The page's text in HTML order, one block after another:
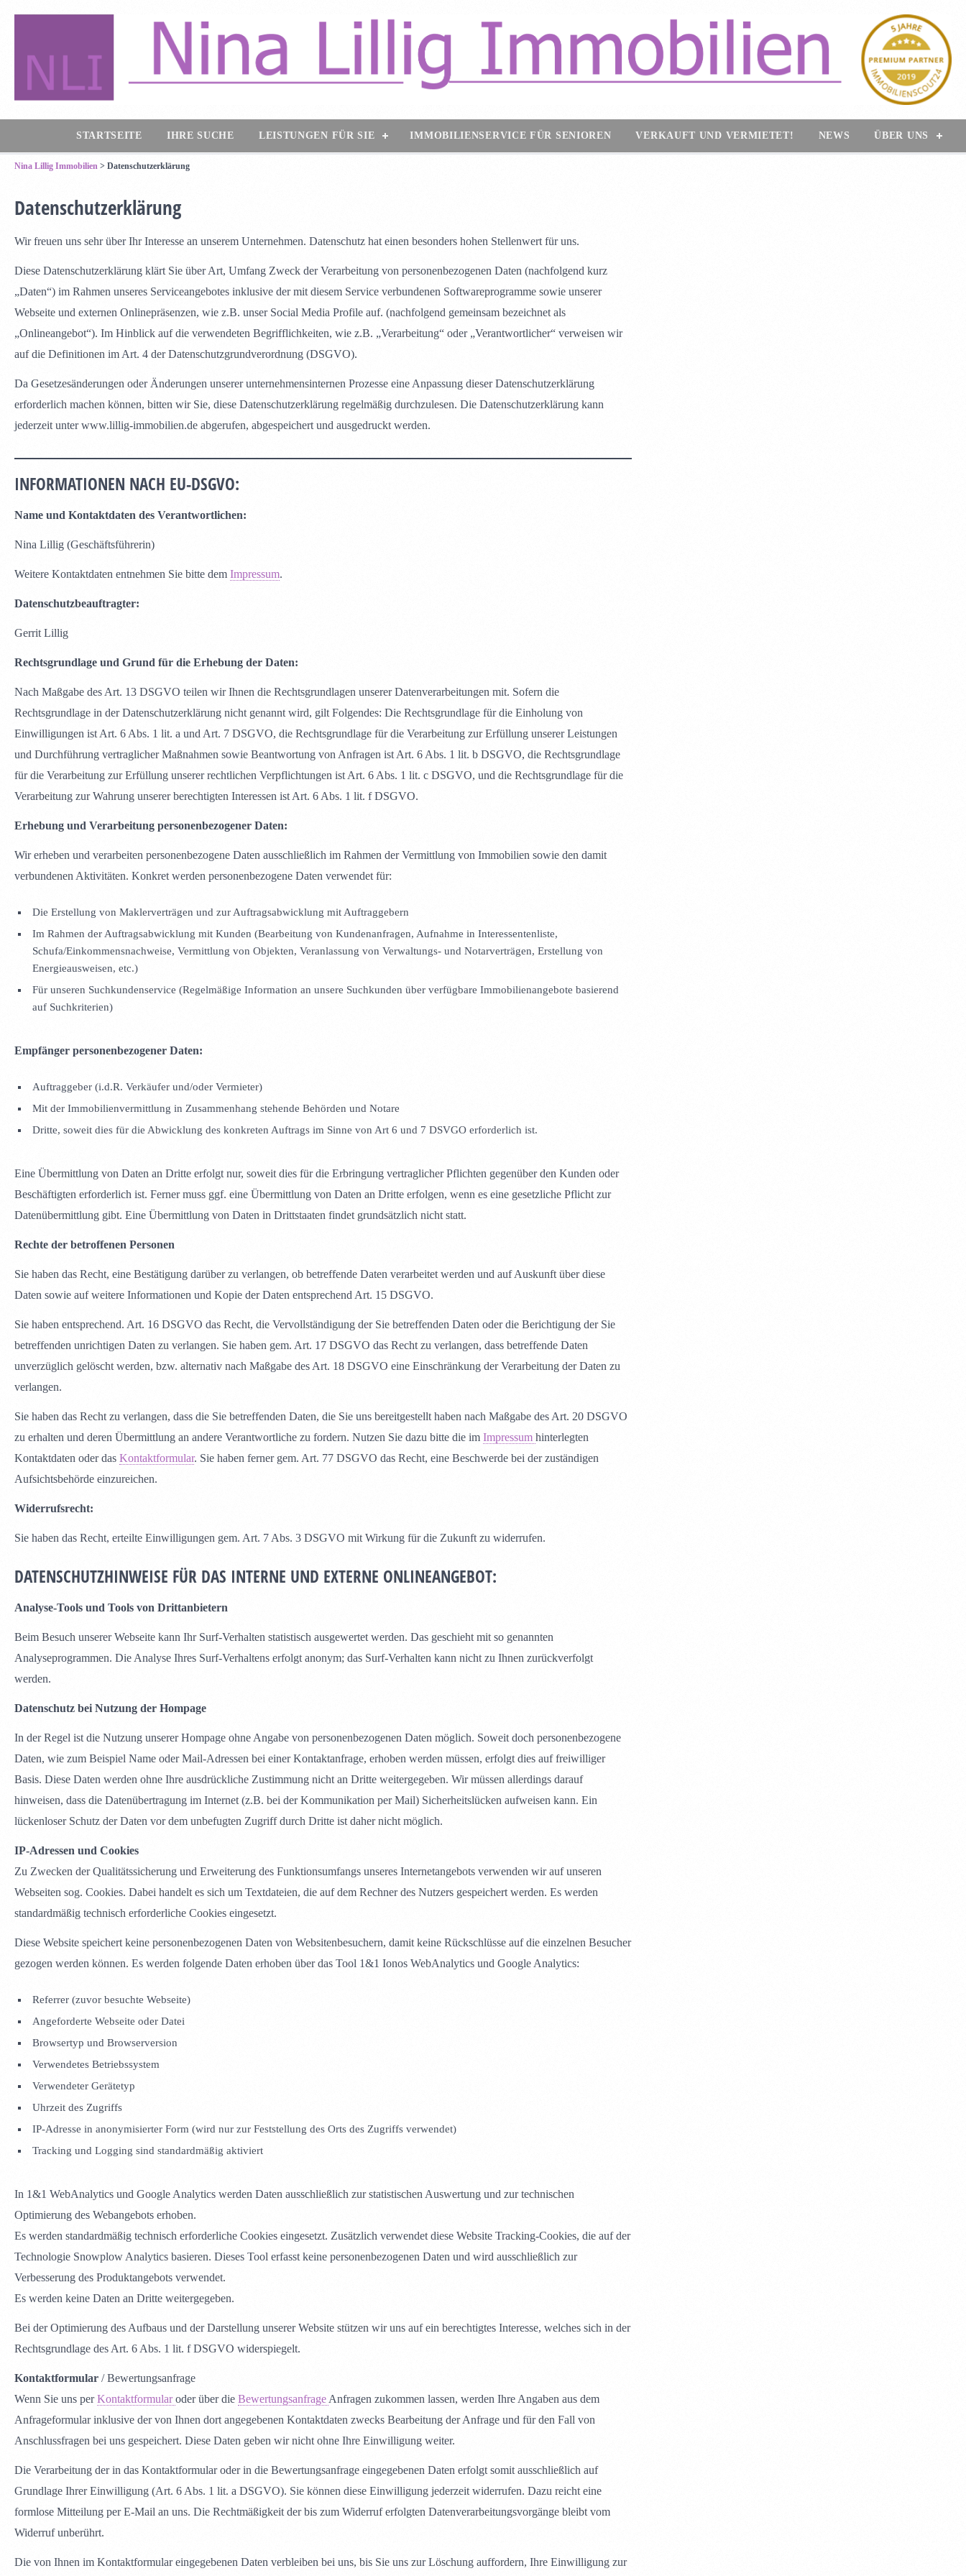
STARTSEITE IHRE SUCHE LEISTUNGEN FÜR SIE IMMOBILIENSERVICE FÜR SENIOREN VERKAUFT UND VERMIETET! NEWS ÜBER UNS
Nina Lillig Immobilien > Datenschutzerklärung
Datenschutzerklärung
Wir freuen uns sehr über Ihr Interesse an unserem Unternehmen. Datenschutz hat einen besonders hohen Stellenwert für uns.
Diese Datenschutzerklärung klärt Sie über Art, Umfang Zweck der Verarbeitung von personenbezogenen Daten (nachfolgend kurz
„Daten“) im Rahmen unseres Serviceangebotes inklusive der mit diesem Service verbundenen Softwareprogramme sowie unserer
Webseite und externen Onlinepräsenzen, wie z.B. unser Social Media Profile auf. (nachfolgend gemeinsam bezeichnet als
„Onlineangebot“). Im Hinblick auf die verwendeten Begrifflichkeiten, wie z.B. „Verarbeitung“ oder „Verantwortlicher“ verweisen wir
auf die Definitionen im Art. 4 der Datenschutzgrundverordnung (DSGVO).
Da Gesetzesänderungen oder Änderungen unserer unternehmensinternen Prozesse eine Anpassung dieser Datenschutzerklärung
erforderlich machen können, bitten wir Sie, diese Datenschutzerklärung regelmäßig durchzulesen. Die Datenschutzerklärung kann
jederzeit unter www.lillig-immobilien.de abgerufen, abgespeichert und ausgedruckt werden.
INFORMATIONEN NACH EU-DSGVO:
Name und Kontaktdaten des Verantwortlichen:
Nina Lillig (Geschäftsführerin)
Weitere Kontaktdaten entnehmen Sie bitte dem Impressum.
Datenschutzbeauftragter:
Gerrit Lillig
Rechtsgrundlage und Grund für die Erhebung der Daten:
Nach Maßgabe des Art. 13 DSGVO teilen wir Ihnen die Rechtsgrundlagen unserer Datenverarbeitungen mit. Sofern die
Rechtsgrundlage in der Datenschutzerklärung nicht genannt wird, gilt Folgendes: Die Rechtsgrundlage für die Einholung von
Einwilligungen ist Art. 6 Abs. 1 lit. a und Art. 7 DSGVO, die Rechtsgrundlage für die Verarbeitung zur Erfüllung unserer Leistungen
und Durchführung vertraglicher Maßnahmen sowie Beantwortung von Anfragen ist Art. 6 Abs. 1 lit. b DSGVO, die Rechtsgrundlage
für die Verarbeitung zur Erfüllung unserer rechtlichen Verpflichtungen ist Art. 6 Abs. 1 lit. c DSGVO, und die Rechtsgrundlage für die
Verarbeitung zur Wahrung unserer berechtigten Interessen ist Art. 6 Abs. 1 lit. f DSGVO.
Erhebung und Verarbeitung personenbezogener Daten:
Wir erheben und verarbeiten personenbezogene Daten ausschließlich im Rahmen der Vermittlung von Immobilien sowie den damit
verbundenen Aktivitäten. Konkret werden personenbezogene Daten verwendet für:
Die Erstellung von Maklerverträgen und zur Auftragsabwicklung mit Auftraggebern
Im Rahmen der Auftragsabwicklung mit Kunden (Bearbeitung von Kundenanfragen, Aufnahme in Interessentenliste,
Schufa/Einkommensnachweise, Vermittlung von Objekten, Veranlassung von Verwaltungs- und Notarverträgen, Erstellung von
Energieausweisen, etc.)
Für unseren Suchkundenservice (Regelmäßige Information an unsere Suchkunden über verfügbare Immobilienangebote basierend
auf Suchkriterien)
Empfänger personenbezogener Daten:
Auftraggeber (i.d.R. Verkäufer und/oder Vermieter)
Mit der Immobilienvermittlung in Zusammenhang stehende Behörden und Notare
Dritte, soweit dies für die Abwicklung des konkreten Auftrags im Sinne von Art 6 und 7 DSVGO erforderlich ist.
Eine Übermittlung von Daten an Dritte erfolgt nur, soweit dies für die Erbringung vertraglicher Pflichten gegenüber den Kunden oder
Beschäftigten erforderlich ist. Ferner muss ggf. eine Übermittlung von Daten an Dritte erfolgen, wenn es eine gesetzliche Pflicht zur
Datenübermittlung gibt. Eine Übermittlung von Daten in Drittstaaten findet grundsätzlich nicht statt.
Rechte der betroffenen Personen
Sie haben das Recht, eine Bestätigung darüber zu verlangen, ob betreffende Daten verarbeitet werden und auf Auskunft über diese
Daten sowie auf weitere Informationen und Kopie der Daten entsprechend Art. 15 DSGVO.
Sie haben entsprechend. Art. 16 DSGVO das Recht, die Vervollständigung der Sie betreffenden Daten oder die Berichtigung der Sie
betreffenden unrichtigen Daten zu verlangen. Sie haben gem. Art. 17 DSGVO das Recht zu verlangen, dass betreffende Daten
unverzüglich gelöscht werden, bzw. alternativ nach Maßgabe des Art. 18 DSGVO eine Einschränkung der Verarbeitung der Daten zu
verlangen.
Sie haben das Recht zu verlangen, dass die Sie betreffenden Daten, die Sie uns bereitgestellt haben nach Maßgabe des Art. 20 DSGVO
zu erhalten und deren Übermittlung an andere Verantwortliche zu fordern. Nutzen Sie dazu bitte die im Impressum hinterlegten
Kontaktdaten oder das Kontaktformular. Sie haben ferner gem. Art. 77 DSGVO das Recht, eine Beschwerde bei der zuständigen
Aufsichtsbehörde einzureichen.
Widerrufsrecht:
Sie haben das Recht, erteilte Einwilligungen gem. Art. 7 Abs. 3 DSGVO mit Wirkung für die Zukunft zu widerrufen.
DATENSCHUTZHINWEISE FÜR DAS INTERNE UND EXTERNE ONLINEANGEBOT:
Analyse-Tools und Tools von Drittanbietern
Beim Besuch unserer Webseite kann Ihr Surf-Verhalten statistisch ausgewertet werden. Das geschieht mit so genannten
Analyseprogrammen. Die Analyse Ihres Surf-Verhaltens erfolgt anonym; das Surf-Verhalten kann nicht zu Ihnen zurückverfolgt
werden.
Datenschutz bei Nutzung der Hompage
In der Regel ist die Nutzung unserer Hompage ohne Angabe von personenbezogenen Daten möglich. Soweit doch personenbezogene
Daten, wie zum Beispiel Name oder Mail-Adressen bei einer Kontaktanfrage, erhoben werden müssen, erfolgt dies auf freiwilliger
Basis. Diese Daten werden ohne Ihre ausdrückliche Zustimmung nicht an Dritte weitergegeben. Wir müssen allerdings darauf
hinweisen, dass die Datenübertragung im Internet (z.B. bei der Kommunikation per Mail) Sicherheitslücken aufweisen kann. Ein
lückenloser Schutz der Daten vor dem unbefugten Zugriff durch Dritte ist daher nicht möglich.
IP-Adressen und Cookies
Zu Zwecken der Qualitätssicherung und Erweiterung des Funktionsumfangs unseres Internetangebots verwenden wir auf unseren
Webseiten sog. Cookies. Dabei handelt es sich um Textdateien, die auf dem Rechner des Nutzers gespeichert werden. Es werden
standardmäßig technisch erforderliche Cookies eingesetzt.
Diese Website speichert keine personenbezogenen Daten von Websitenbesuchern, damit keine Rückschlüsse auf die einzelnen Besucher
gezogen werden können. Es werden folgende Daten erhoben über das Tool 1&1 Ionos WebAnalytics und Google Analytics:
Referrer (zuvor besuchte Webseite)
Angeforderte Webseite oder Datei
Browsertyp und Browserversion
Verwendetes Betriebssystem
Verwendeter Gerätetyp
Uhrzeit des Zugriffs
IP-Adresse in anonymisierter Form (wird nur zur Feststellung des Orts des Zugriffs verwendet)
Tracking und Logging sind standardmäßig aktiviert
In 1&1 WebAnalytics und Google Analytics werden Daten ausschließlich zur statistischen Auswertung und zur technischen
Optimierung des Webangebots erhoben.
Es werden standardmäßig technisch erforderliche Cookies eingesetzt. Zusätzlich verwendet diese Website Tracking-Cookies, die auf der
Technologie Snowplow Analytics basieren. Dieses Tool erfasst keine personenbezogenen Daten und wird ausschließlich zur
Verbesserung des Produktangebots verwendet.
Es werden keine Daten an Dritte weitergegeben.
Bei der Optimierung des Aufbaus und der Darstellung unserer Website stützen wir uns auf ein berechtigtes Interesse, welches sich in der
Rechtsgrundlage des Art. 6 Abs. 1 lit. f DSGVO widerspiegelt.
Kontaktformular / Bewertungsanfrage
Wenn Sie uns perKontaktformularoder über die Bewertungsanfrage Anfragen zukommen lassen, werden Ihre Angaben aus dem
Anfrageformular inklusive der von Ihnen dort angegebenen Kontaktdaten zwecks Bearbeitung der Anfrage und für den Fall von
Anschlussfragen bei uns gespeichert. Diese Daten geben wir nicht ohne Ihre Einwilligung weiter.
Die Verarbeitung der in das Kontaktformular oder in die Bewertungsanfrage eingegebenen Daten erfolgt somit ausschließlich auf
Grundlage Ihrer Einwilligung (Art. 6 Abs. 1 lit. a DSGVO). Sie können diese Einwilligung jederzeit widerrufen. Dazu reicht eine
formlose Mitteilung per E-Mail an uns. Die Rechtmäßigkeit der bis zum Widerruf erfolgten Datenverarbeitungsvorgänge bleibt vom
Widerruf unberührt.
Die von Ihnen im Kontaktformular eingegebenen Daten verbleiben bei uns, bis Sie uns zur Löschung auffordern, Ihre Einwilligung zur